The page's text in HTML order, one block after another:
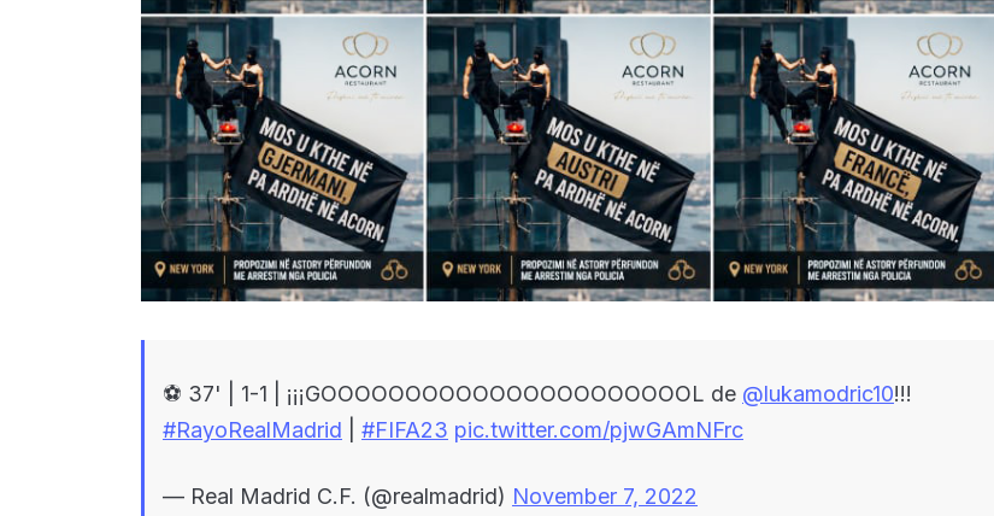
⚽ 37' | 1-1 | ¡¡¡GOOOOOOOOOOOOOOOOOOOOOOL de @lukamodric10!!!
#RayoRealMadrid
#FIFA23 pic.twitter.com/pjwGAmNFrc
— Real Madrid C.F. (@realmadrid) November 7, 2022